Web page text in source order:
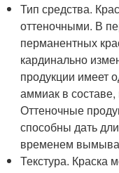
Тип средства.
оттеночными. В
перманентных
кардинально
продукции имеет
аммиак в
Оттеночные
способны дать
временем
Текстура. Краска